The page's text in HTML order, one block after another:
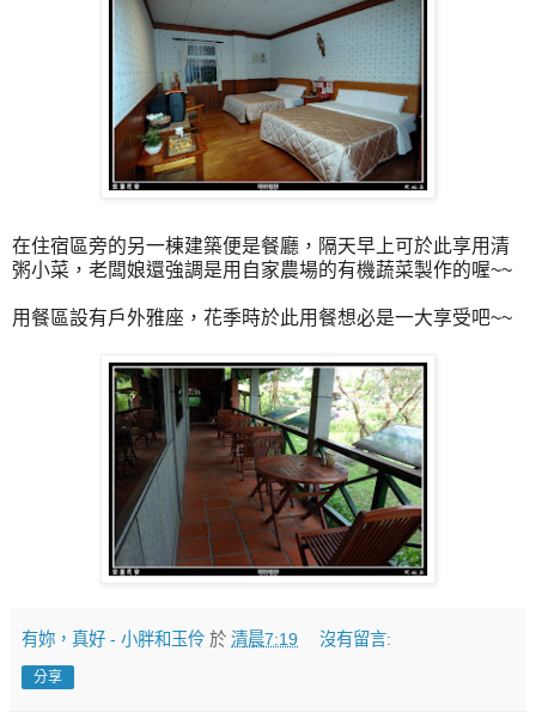
在住宿區旁的另一棟建築便是餐廳，隔天早上可於此享用清
粥小菜，老闆娘還強調是用自家農場的有機蔬菜製作的喔~~
用餐區設有戶外雅座，花季時於此用餐想必是一大享受吧~~
有妳，真好 - 小胖和玉伶 於 清晨7:19 沒有留言:
分享